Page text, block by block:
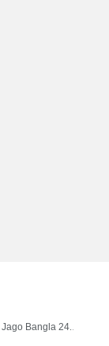
Jago Bangla 24..